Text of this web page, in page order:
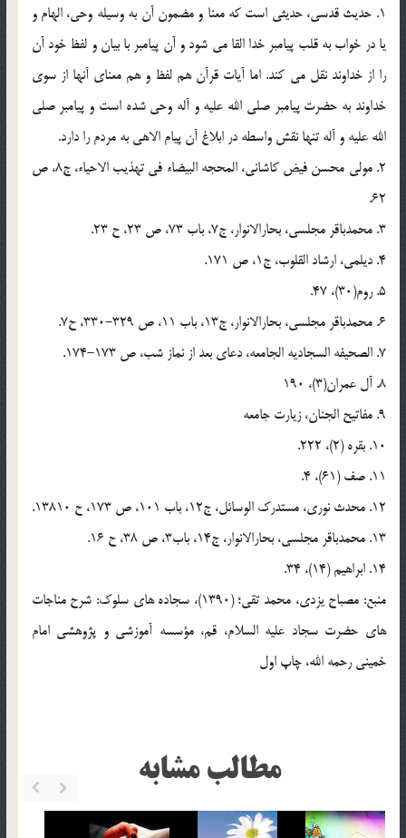
1. حدیث قدسی، حدیثی است که معنا و مضمون آن به وسیله وحی، الهام و
یا در خواب به قلب پیامبر خدا القا می شود و آن پیامبر با بیان و لفظ خود آن
را از خداوند نقل می کند. اما آیات قرآن هم لفظ و هم معنای آنها از سوی
خداوند به حضرت پیامبر صلی الله علیه و آله وحی شده است و پیامبر صلی
الله علیه و آله تنها نقش واسطه در ابلاغ آن پیام الاهی به مردم را دارد.
2. مولی محسن فیض کاشانی، المحجه البیضاء فی تهذیب الاحیاء، ج8، ص
62.
3. محمدباقر مجلسی، بحارالانوار، ج7، باب 73، ص 23، ح 23.
4. دیلمی، ارشاد القلوب، ج1، ص 171.
5. روم(30)، 47.
6. محمدباقر مجلسی، بحارالانوار، ج13، باب 11، ص 329-330، ح7.
7. الصحیفه السجادیه الجامعه، دعای بعد از نماز شب، ص 173-174.
8. آل عمران(3)، 190
9. مفاتیح الجنان، زیارت جامعه
10. بقره (2)، 222.
11. صف (61)، 4.
12. محدث نوری، مستدرک الوسائل، ج12، باب 101، ص 173، ح 13810.
13. محمدباقر مجلسی، بحارالانوار، ج14، باب3، ص 38، ح 16.
14. ابراهیم (14)، 34.
منبع: مصباح یزدی، محمد تقی؛ (1390)، سجاده های سلوک: شرح مناجات
های حضرت سجاد علیه السلام، قم، مؤسسه آموزشی و پژوهشی امام
خمینی رحمه الله، چاپ اول
مطالب مشابه